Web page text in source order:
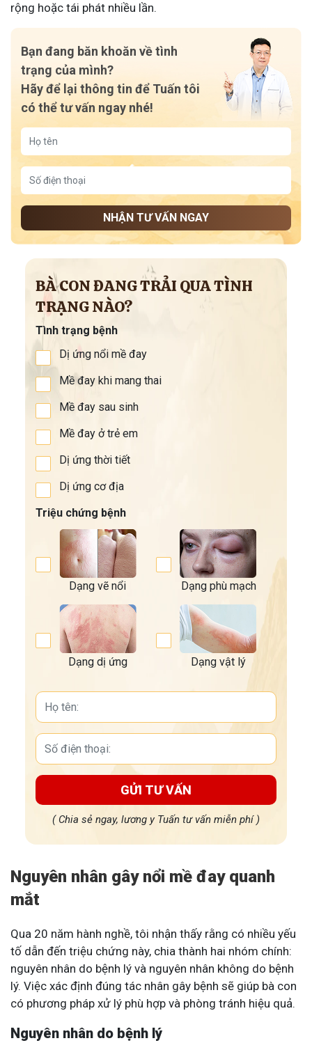
rộng hoặc tái phát nhiều lần​.
Bạn đang băn khoăn về tình
trạng của mình?
Hãy để lại thông tin để Tuấn tôi
có thể tư vấn ngay nhé!
NHẬN TƯ VẤN NGAY
BÀ CON ĐANG TRẢI QUA TÌNH
TRẠNG NÀO?
Tình trạng bệnh
Dị ứng nổi mề đay
Mề đay khi mang thai
Mề đay sau sinh
Mề đay ở trẻ em
Dị ứng thời tiết
Dị ứng cơ địa
Triệu chứng bệnh
Dạng vẽ nổi Dạng phù mạch
Dạng dị ứng Dạng vật lý
GỬI TƯ VẤN
( Chia sẻ ngay, lương y Tuấn tư vấn miễn phí )
Nguyên nhân gây nổi mề đay quanh
mắt
Qua 20 năm hành nghề, tôi nhận thấy rằng có nhiều yếu
tố dẫn đến triệu chứng này, chia thành hai nhóm chính:
nguyên nhân do bệnh lý và nguyên nhân không do bệnh
lý. Việc xác định đúng tác nhân gây bệnh sẽ giúp bà con
có phương pháp xử lý phù hợp và phòng tránh hiệu quả​.
Nguyên nhân do bệnh lý